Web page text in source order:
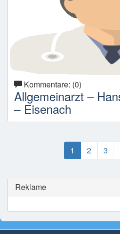
Kommentare: (0)
Allgemeinarzt –
– Eisenach
1 2 3
Reklame